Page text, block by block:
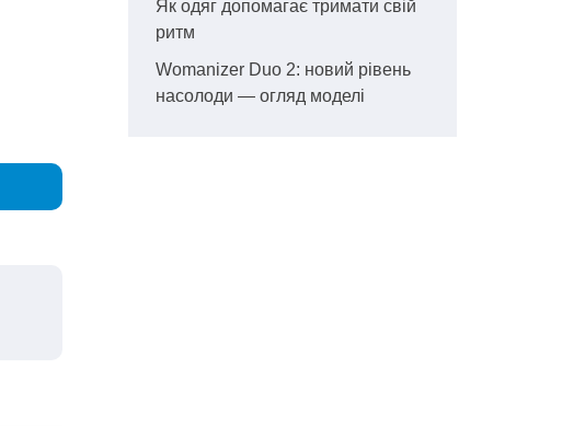
Як одяг допомагає тримати свій
ритм
Womanizer Duo 2: новий рівень
насолоди — огляд моделі